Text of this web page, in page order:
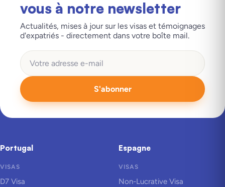
vous à notre newsletter
Actualités, mises à jour sur les visas et témoignages
d'expatriés - directement dans votre boîte mail.
S'abonner
Portugal
VISAS
D7 Visa
Espagne
VISAS
Non-Lucrative Visa